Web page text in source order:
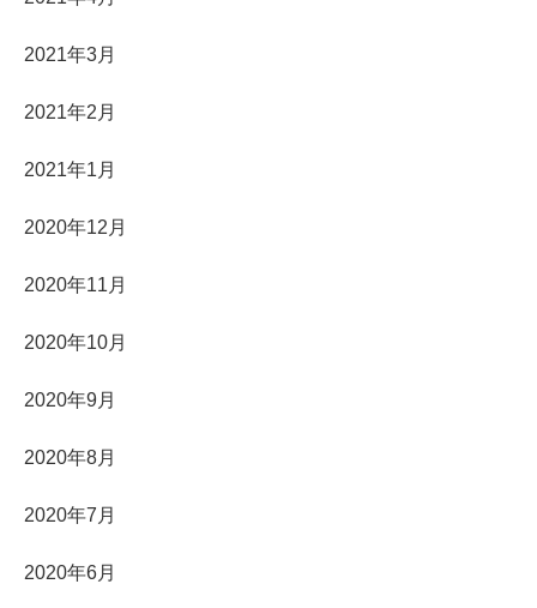
2021年3月
2021年2月
2021年1月
2020年12月
2020年11月
2020年10月
2020年9月
2020年8月
2020年7月
2020年6月